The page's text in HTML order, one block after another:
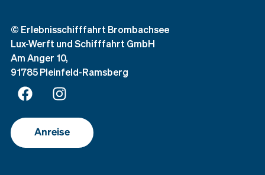
© Erlebnisschifffahrt Brombachsee
Lux-Werft und Schifffahrt GmbH
Am Anger 10,
91785 Pleinfeld-Ramsberg
Anreise